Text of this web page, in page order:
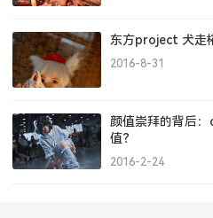
东方project 犬走
2016-8-31
颜值崇拜的背后
值？
2016-2-24